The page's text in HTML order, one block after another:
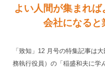
よい人間が集まれ
会社になると
「致知」12 月号の特集記事は
務執行役員）の「稲盛和夫に学